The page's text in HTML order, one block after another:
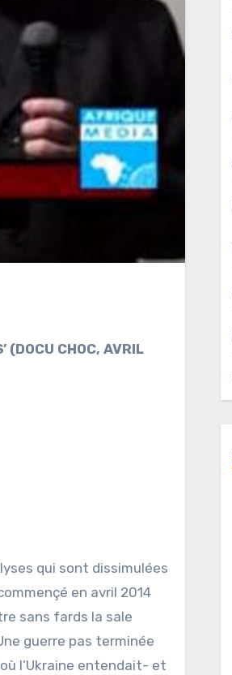
(DOCU CHOC, AVRIL
qui sont dissimulées
en avril 2014
sans fards la sale
guerre pas terminée
l’Ukraine entendait- et